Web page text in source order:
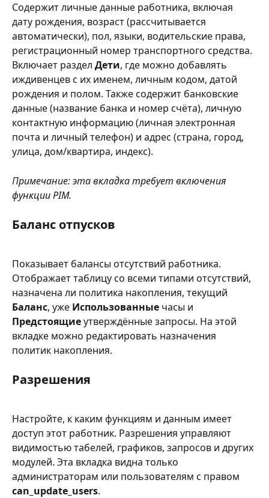
Содержит личные данные работника, включая
дату рождения, возраст (рассчитывается
автоматически), пол, языки, водительские права,
регистрационный номер транспортного средства.
Включает раздел Дети, где можно добавлять
иждивенцев с их именем, личным кодом, датой
рождения и полом. Также содержит банковские
данные (название банка и номер счёта), личную
контактную информацию (личная электронная
почта и личный телефон) и адрес (страна, город,
улица, дом/квартира, индекс).
Примечание: эта вкладка требует включения
функции PIM.
Баланс отпусков
Показывает балансы отсутствий работника.
Отображает таблицу со всеми типами отсутствий,
назначена ли политика накопления, текущий
Баланс, уже Использованные часы и
Предстоящие утверждённые запросы. На этой
вкладке можно редактировать назначения
политик накопления.
Разрешения
Настройте, к каким функциям и данным имеет
доступ этот работник. Разрешения управляют
видимостью табелей, графиков, запросов и других
модулей. Эта вкладка видна только
администраторам или пользователям с правом
can_update_users.